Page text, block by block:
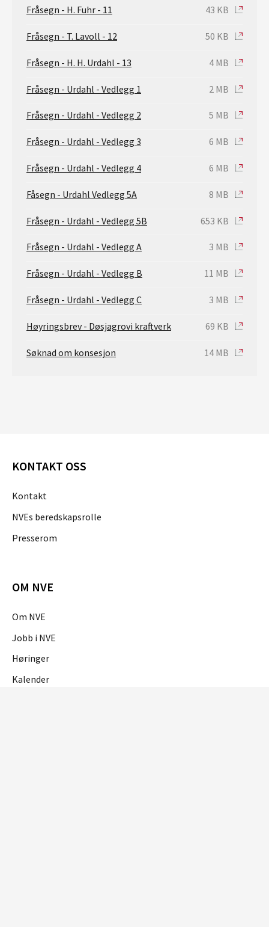
Fråsegn - H. Fuhr - 11 43 KB
Fråsegn - T. Lavoll - 12 50 KB
Fråsegn - H. H. Urdahl - 13 4 MB
Fråsegn - Urdahl - Vedlegg 1 2 MB
Fråsegn - Urdahl - Vedlegg 2 5 MB
Fråsegn - Urdahl - Vedlegg 3 6 MB
Fråsegn - Urdahl - Vedlegg 4 6 MB
Fåsegn - Urdahl Vedlegg 5A 8 MB
Fråsegn - Urdahl - Vedlegg 5B 653 KB
Fråsegn - Urdahl - Vedlegg A 3 MB
Fråsegn - Urdahl - Vedlegg B 11 MB
Fråsegn - Urdahl - Vedlegg C 3 MB
Høyringsbrev - Døsjagrovi kraftverk 69 KB
Søknad om konsesjon 14 MB
KONTAKT OSS
Kontakt
NVEs beredskapsrolle
Presserom
OM NVE
Om NVE
Jobb i NVE
Høringer
Kalender